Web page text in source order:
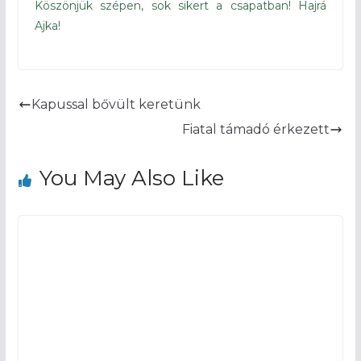
Köszönjük szépen, sok sikert a csapatban! Hajrá
Ajka!
Kapussal bővült keretünk
Fiatal támadó érkezett
You May Also Like